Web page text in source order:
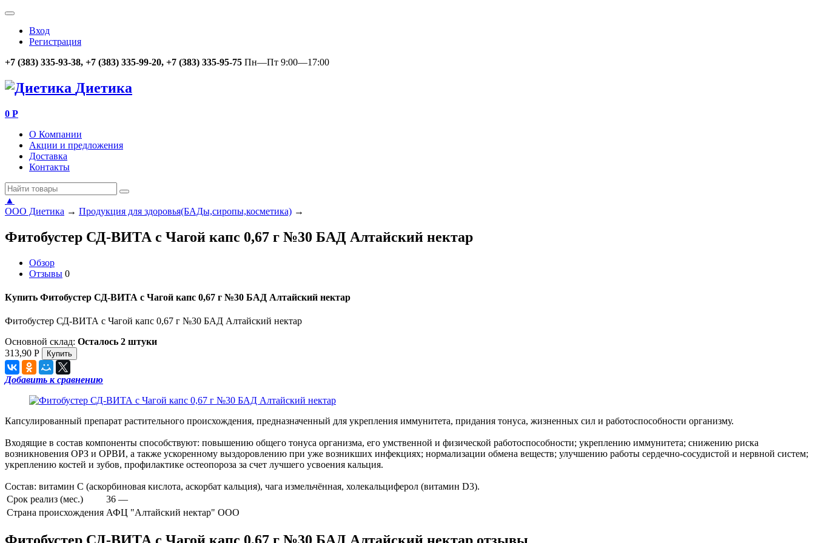
Вход
Регистрация
+7 (383) 335-93-38, +7 (383) 335-99-20, +7 (383) 335-95-75 Пн—Пт 9:00—17:00
Диетика
0 Р
О Компании
Акции и предложения
Доставка
Контакты
▲
ООО Диетика → Продукция для здоровья(БАДы,сиропы,косметика) →
Фитобустер СД-ВИТА с Чагой капс 0,67 г №30 БАД Алтайский нектар
Обзор
Отзывы 0
Купить Фитобустер СД-ВИТА с Чагой капс 0,67 г №30 БАД Алтайский нектар
Фитобустер СД-ВИТА с Чагой капс 0,67 г №30 БАД Алтайский нектар
Основной склад: Осталось 2 штуки
313,90 Р
Добавить к сравнению
Капсулированный препарат растительного происхождения, предназначенный для укрепления иммунитета, придания тонуса, жизненных сил и работоспособности организму.
Входящие в состав компоненты способствуют: повышению общего тонуса организма, его умственной и физической работоспособности; укреплению иммунитета; снижению риска
возникновения ОРЗ и ОРВИ, а также ускоренному выздоровлению при уже возникших инфекциях; нормализации обмена веществ; улучшению работы сердечно-сосудистой и нервной систем;
укреплению костей и зубов, профилактике остеопороза за счет лучшего усвоения кальция.
Состав: витамин С (аскорбиновая кислота, аскорбат кальция), чага измельчённая, холекальциферол (витамин D3).
Срок реализ (мес.)
36 —
Страна происхождения АФЦ "Алтайский нектар" ООО